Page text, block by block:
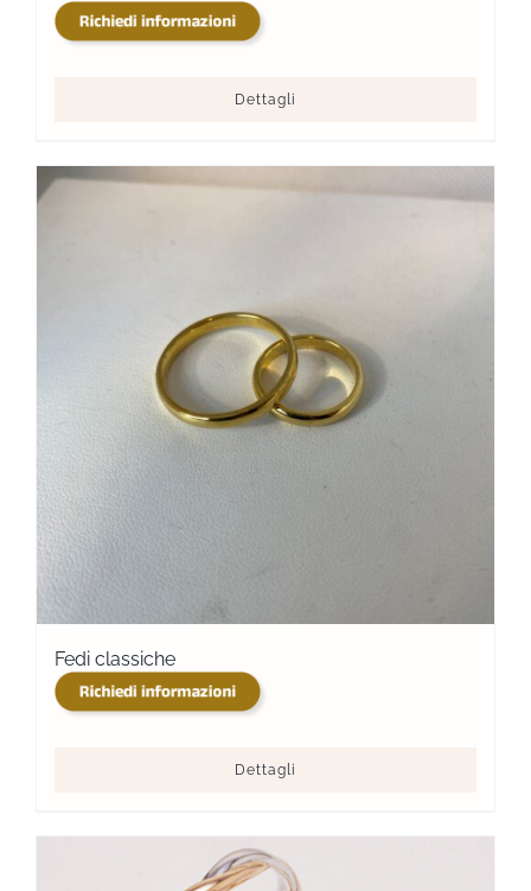
Dettagli
Fedi classiche
Dettagli